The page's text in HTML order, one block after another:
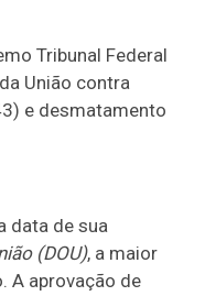
Tribunal Federal
União contra
e desmatamento
data de sua
(DOU), a maior
A aprovação de